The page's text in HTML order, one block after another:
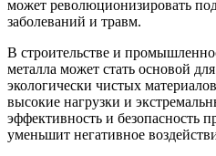
может революционизировать
заболеваний и травм.
В строительстве и
металла может стать основой
экологически чистых
высокие нагрузки и
эффективность и безопасность
уменьшит негативное